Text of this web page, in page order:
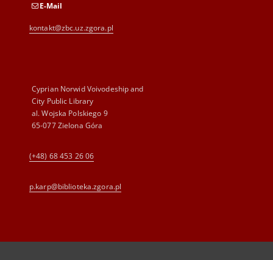
E-Mail
kontakt@zbc.uz.zgora.pl
Cyprian Norwid Voivodeship and
City Public Library
al. Wojska Polskiego 9
65-077 Zielona Góra
(+48) 68 453 26 06
p.karp@biblioteka.zgora.pl